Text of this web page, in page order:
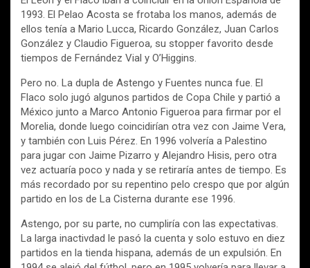
1993. El Pelao Acosta se frotaba los manos, además de
ellos tenía a Mario Lucca, Ricardo González, Juan Carlos
González y Claudio Figueroa, su stopper favorito desde
tiempos de Fernández Vial y O’Higgins.
Pero no. La dupla de Astengo y Fuentes nunca fue. El
Flaco solo jugó algunos partidos de Copa Chile y partió a
México junto a Marco Antonio Figueroa para firmar por el
Morelia, donde luego coincidirían otra vez con Jaime Vera,
y también con Luis Pérez. En 1996 volvería a Palestino
para jugar con Jaime Pizarro y Alejandro Hisis, pero otra
vez actuaría poco y nada y se retiraría antes de tiempo. Es
más recordado por su repentino pelo crespo que por algún
partido en los de La Cisterna durante ese 1996.
Astengo, por su parte, no cumpliría con las expectativas.
La larga inactivdad le pasó la cuenta y solo estuvo en diez
partidos en la tienda hispana, además de un expulsión. En